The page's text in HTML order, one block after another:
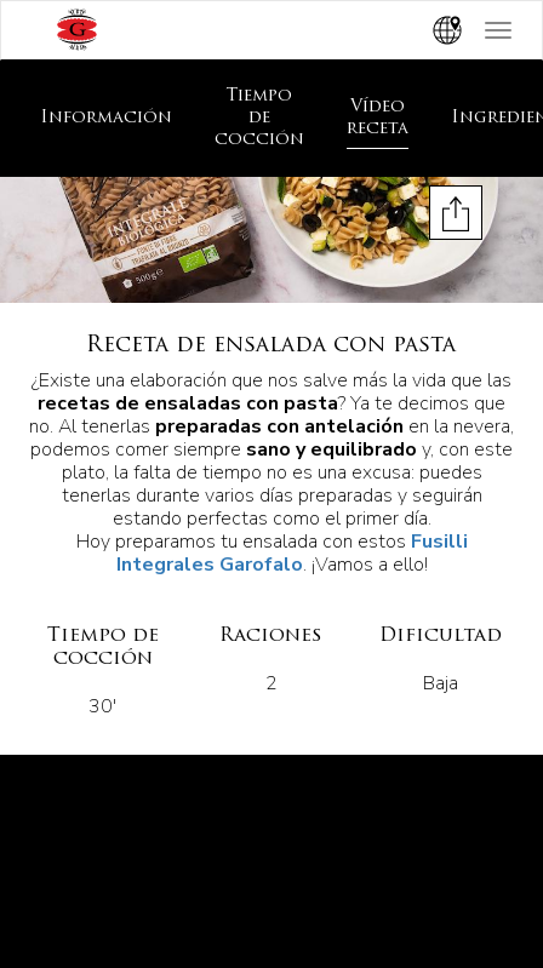
Toggle
Receta de ensalada con pasta
¿Existe una elaboración que nos salve más la vida que las
recetas de ensaladas con pasta? Ya te decimos que
no. Al tenerlas preparadas con antelación en la nevera,
podemos comer siempre sano y equilibrado y, con este
plato, la falta de tiempo no es una excusa: puedes
tenerlas durante varios días preparadas y seguirán
estando perfectas como el primer día.
Hoy preparamos tu ensalada con estos Fusilli
Integrales Garofalo. ¡Vamos a ello!
Información
Tiempo
de
cocción
Vídeo
receta
Tiempo de
cocción
30'
Raciones
2
Dificultad
Baja